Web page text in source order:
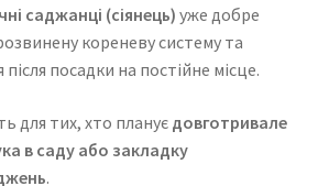
саджанці (сіянець) уже добре
кореневу систему та
посадки на постійне місце.
для тих, хто планує довготривале
в саду або закладку
.